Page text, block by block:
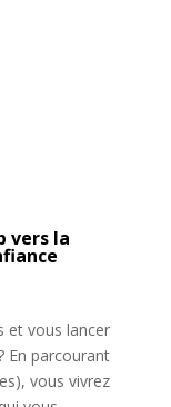
vers la
et vous lancer
En parcourant
vous vivrez